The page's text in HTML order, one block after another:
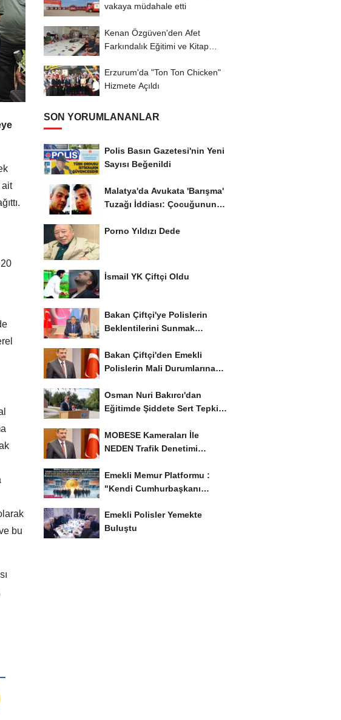
ait
bu
vakaya müdahale etti
Kenan Özgüven'den Afet
Farkındalık Eğitimi ve Kitap
Erzurum'da "Ton Ton Chicken"
Hizmete Açıldı
SON YORUMLANANLAR
Polis Basın Gazetesi'nin Yeni
Sayısı Beğenildi
Malatya'da Avukata 'Barışma'
Tuzağı İddiası: Çocuğunun
Porno Yıldızı Dede
İsmail YK Çiftçi Oldu
Bakan Çiftçi'ye Polislerin
Beklentilerini Sunmak
Bakan Çiftçi'den Emekli
Polislerin Mali Durumlarına
Osman Nuri Bakırcı'dan
Eğitimde Şiddete Sert Tepki:
MOBESE Kameraları İle
NEDEN Trafik Denetimi
Emekli Memur Platformu :
"Kendi Cumhurbaşkanı
Emekli Polisler Yemekte
Buluştu